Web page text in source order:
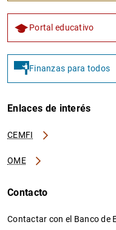
Portal educativo
Finanzas para todos
Enlaces de interés
CEMFI
OME
Contacto
Contactar con el Banco de